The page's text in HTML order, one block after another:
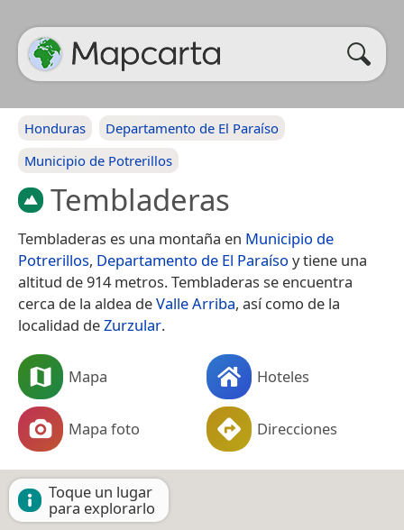
Honduras
Departamento de El Paraíso
Municipio de Potrerillos
Tembladeras
Tembladeras es una montaña en Municipio de
Potrerillos, Departamento de El Paraíso y tiene una
altitud de 914 metros. Tembladeras se encuentra
cerca de la aldea deValle Arriba, así como de la
localidad deZurzular.
Mapa Hoteles
Mapa foto Direcciones
Toque un lugar
para explorarlo